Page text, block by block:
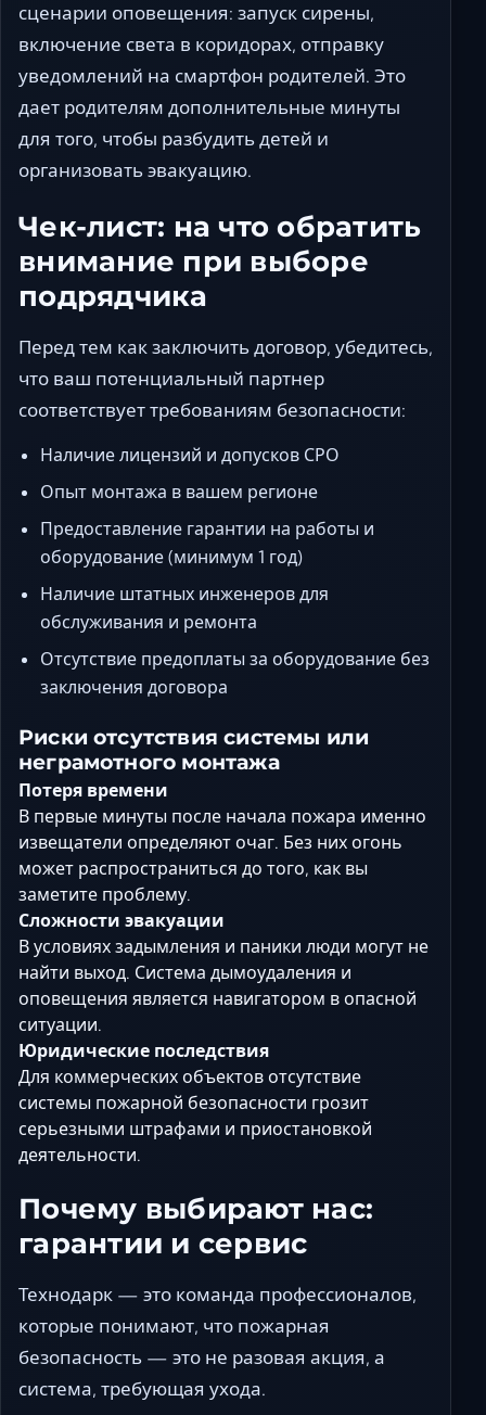
сценарии оповещения: запуск сирены,
включение света в коридорах, отправку
уведомлений на смартфон родителей. Это
дает родителям дополнительные минуты
для того, чтобы разбудить детей и
организовать эвакуацию.
Чек-лист: на что обратить
внимание при выборе
подрядчика
Перед тем как заключить договор, убедитесь,
что ваш потенциальный партнер
соответствует требованиям безопасности:
Наличие лицензий и допусков СРО
Опыт монтажа в вашем регионе
Предоставление гарантии на работы и
оборудование (минимум 1 год)
Наличие штатных инженеров для
обслуживания и ремонта
Отсутствие предоплаты за оборудование без
заключения договора
Риски отсутствия системы или
неграмотного монтажа
Потеря времени
В первые минуты после начала пожара именно
извещатели определяют очаг. Без них огонь
может распространиться до того, как вы
заметите проблему.
Сложности эвакуации
В условиях задымления и паники люди могут не
найти выход. Система дымоудаления и
оповещения является навигатором в опасной
ситуации.
Юридические последствия
Для коммерческих объектов отсутствие
системы пожарной безопасности грозит
серьезными штрафами и приостановкой
деятельности.
Почему выбирают нас:
гарантии и сервис
Технодарк — это команда профессионалов,
которые понимают, что пожарная
безопасность — это не разовая акция, а
система, требующая ухода.